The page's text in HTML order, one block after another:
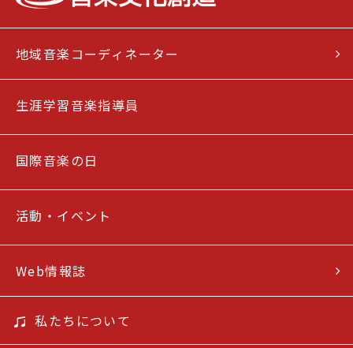
地域音楽コーディネーター
生涯学習音楽指導員
国際音楽の日
活動・イベント
Web情報誌
私たちについて